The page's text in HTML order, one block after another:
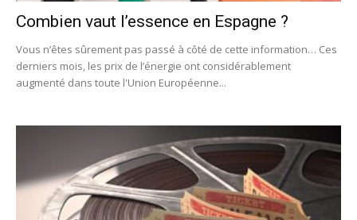
Combien vaut l’essence en Espagne ?
Vous n’êtes sûrement pas passé à côté de cette information… Ces
derniers mois, les prix de l’énergie ont considérablement
augmenté dans toute l'Union Européenne...